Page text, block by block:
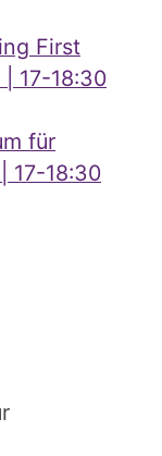
First
17-18:30
für
17-18:30